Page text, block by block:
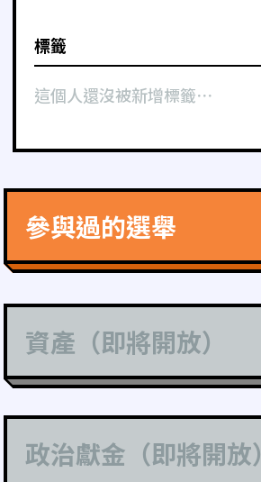
標籤
這個人還沒被新增標籤⋯
參與過的選舉
資產（即將開放）
政治獻金（即將開放）